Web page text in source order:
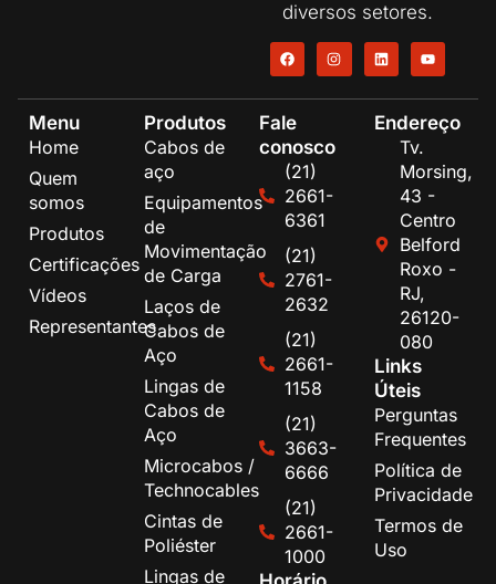
diversos setores.
Menu
Home
Quem
somos
Produtos
Certificações
Vídeos
Representantes
Produtos
Cabos de
aço
Equipamentos
de
Movimentação
de Carga
Laços de
Cabos de
Aço
Lingas de
Cabos de
Aço
Microcabos /
Technocables
Cintas de
Poliéster
Lingas de
Fale
conosco
(21)
2661-
6361
(21)
2761-
2632
(21)
2661-
1158
(21)
3663-
6666
(21)
2661-
1000
Endereço
Tv.
Morsing,
43 -
Centro
Belford
Roxo -
RJ,
26120-
080
Links
Úteis
Perguntas
Frequentes
Política de
Privacidade
Termos de
Uso